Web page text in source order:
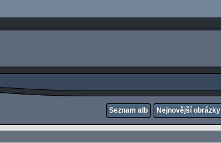
Seznam alb Nejnovější obrázky